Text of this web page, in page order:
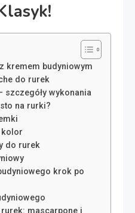
kremem budyniowym
do rurek
szczegóły wykonania
na rurki?
kolor
do rurek
krok po
mascarpone i